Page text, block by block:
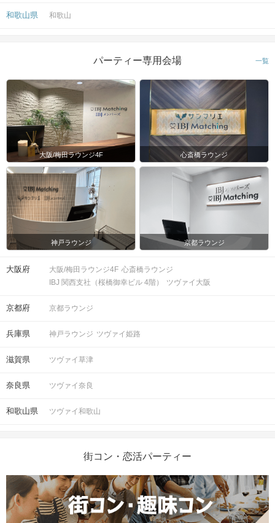
和歌山県 和歌山
パーティー専用会場 一覧
大阪/梅田ラウンジ4F 心斎橋ラウンジ
神戸ラウンジ 京都ラウンジ
大阪府 大阪/梅田ラウンジ4F 心斎橋ラウンジ
IBJ 関西支社（桜橋御幸ビル 4階）
ツヴァイ大阪
京都府 京都ラウンジ
兵庫県 神戸ラウンジ ツヴァイ姫路
滋賀県 ツヴァイ草津
奈良県 ツヴァイ奈良
和歌山県 ツヴァイ和歌山
街コン・恋活パーティー